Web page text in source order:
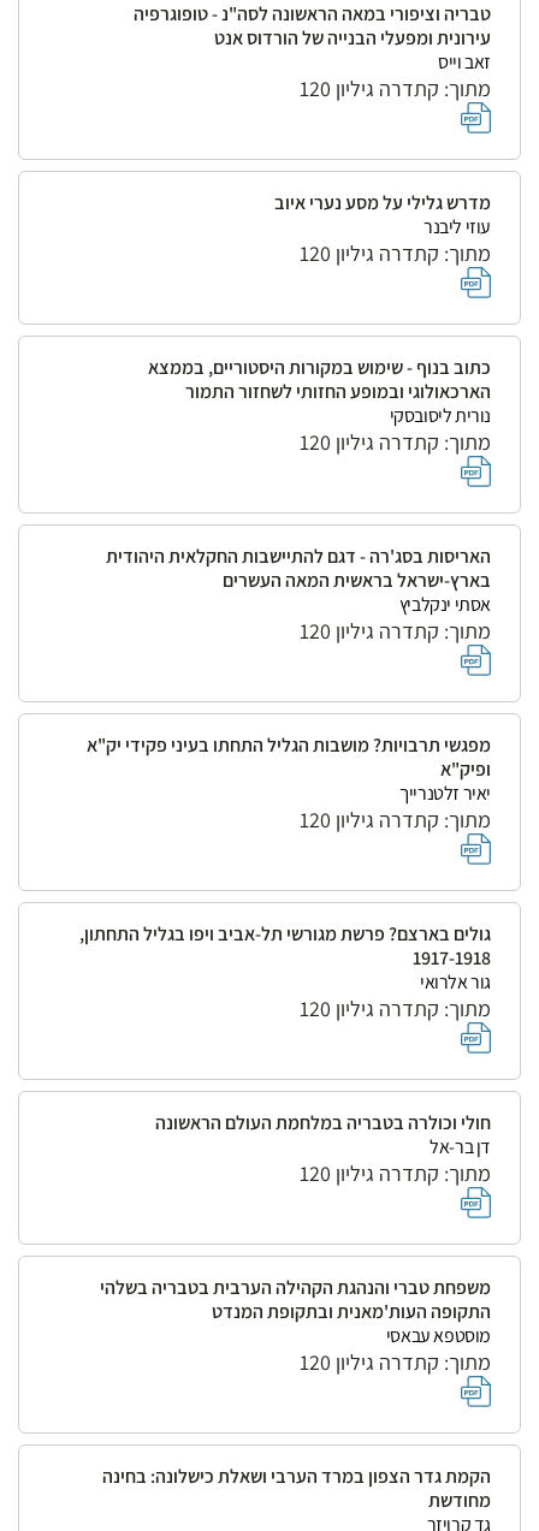
טבריה וציפורי במאה הראשונה לסה"נ - טופוגרפיה
עירונית ומפעלי הבנייה של הורדוס אנט
זאב וייס
מתוך: קתדרה גיליון 120
מדרש גלילי על מסע נערי איוב
עוזי ליבנר
מתוך: קתדרה גיליון 120
כתוב בנוף - שימוש במקורות היסטוריים, בממצא
הארכאולוגי ובמופע החזותי לשחזור התמור
נורית ליסובסקי
מתוך: קתדרה גיליון 120
האריסות בסג'רה - דגם להתיישבות החקלאית היהודית
בארץ-ישראל בראשית המאה העשרים
אסתי ינקלביץ
מתוך: קתדרה גיליון 120
מפגשי תרבויות? מושבות הגליל התחתו בעיני פקידי יק"א
ופיק"א
יאיר זלטנרייך
מתוך: קתדרה גיליון 120
גולים בארצם? פרשת מגורשי תל-אביב ויפו בגליל התחתון,
1917-1918
גור אלרואי
מתוך: קתדרה גיליון 120
חולי וכולרה בטבריה במלחמת העולם הראשונה
דן בר-אל
מתוך: קתדרה גיליון 120
משפחת טברי והנהגת הקהילה הערבית בטבריה בשלהי
התקופה העות'מאנית ובתקופת המנדט
מוסטפא עבאסי
מתוך: קתדרה גיליון 120
הקמת גדר הצפון במרד הערבי ושאלת כישלונה: בחינה
מחודשת
גד קרויזר